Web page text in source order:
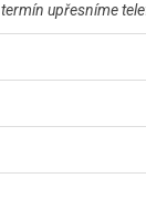
upřesníme